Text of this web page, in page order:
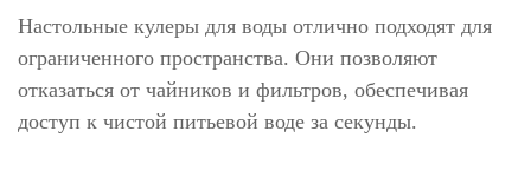
Настольные кулеры для воды отлично подходят для
ограниченного пространства. Они позволяют
отказаться от чайников и фильтров, обеспечивая
доступ к чистой питьевой воде за секунды.